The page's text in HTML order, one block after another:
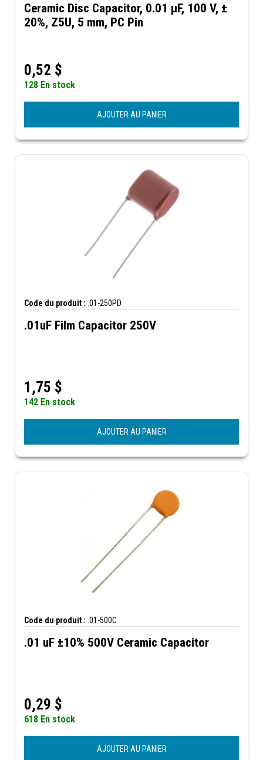
Ceramic Disc Capacitor, 0.01 µF, 100 V, ±
20%, Z5U, 5 mm, PC Pin
0,52 $
128 En stock
AJOUTER AU PANIER
Code du produit : .01-250PD
.01uF Film Capacitor 250V
1,75 $
142 En stock
AJOUTER AU PANIER
Code du produit : .01-500C
.01 uF ±10% 500V Ceramic Capacitor
0,29 $
618 En stock
AJOUTER AU PANIER